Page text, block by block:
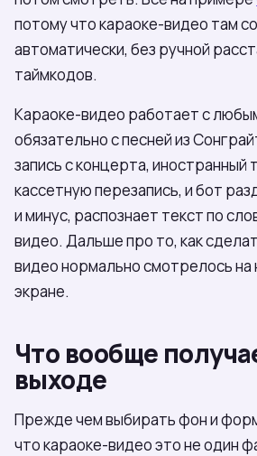
потому что караоке-видео там
автоматически, без ручной
таймкодов.
Караоке-видео работает с
обязательно с песней из
запись с концерта, иностранный
кассетную перезапись, и бот
и минус, распознает текст по
видео. Дальше про то, как
видео нормально смотрелось на
экране.
Что вообще
выходе
Прежде чем выбирать фон и
что караоке-видео это не один